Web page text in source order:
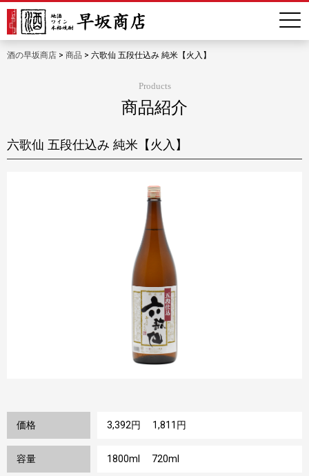
酒の早坂商店 > 商品 > 六歌仙 五段仕込み 純米【火入】
Products
商品紹介
六歌仙 五段仕込み 純米【火入】
価格 3,392円 1,811円
容量 1800ml 720ml